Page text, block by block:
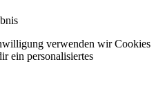
verwenden wir Cookies
ein personalisiertes